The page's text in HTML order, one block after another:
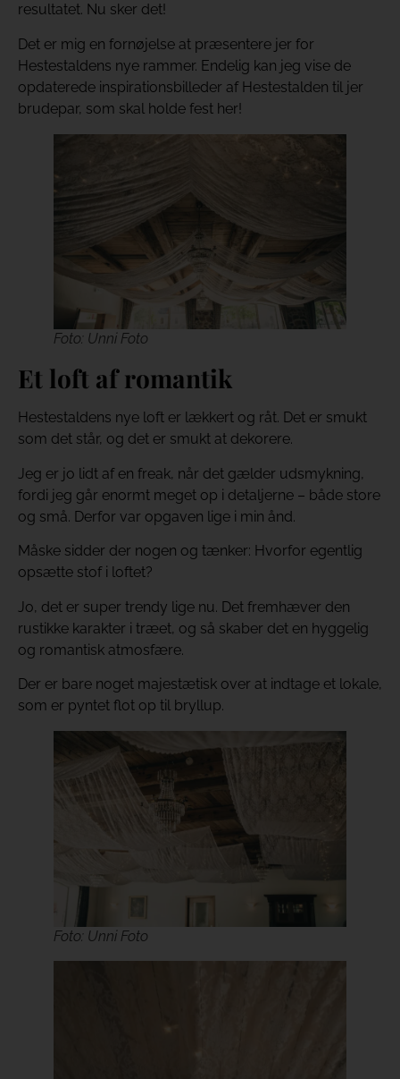
resultatet. Nu sker det!
Det er mig en fornøjelse at præsentere jer for
Hestestaldens nye rammer. Endelig kan jeg vise de
opdaterede inspirationsbilleder af Hestestalden til jer
brudepar, som skal holde fest her!
Foto: Unni Foto
Et loft af romantik
Hestestaldens nye loft er lækkert og råt. Det er smukt
som det står, og det er smukt at dekorere.
Jeg er jo lidt af en freak, når det gælder udsmykning,
fordi jeg går enormt meget op i detaljerne – både store
og små. Derfor var opgaven lige i min ånd.
Måske sidder der nogen og tænker: Hvorfor egentlig
opsætte stof i loftet?
Jo, det er super trendy lige nu. Det fremhæver den
rustikke karakter i træet, og så skaber det en hyggelig
og romantisk atmosfære.
Der er bare noget majestætisk over at indtage et lokale,
som er pyntet flot op til bryllup.
Foto: Unni Foto